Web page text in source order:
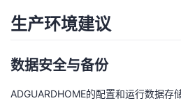
生产环境建议
数据安全与备份
ADGUARDHOME的配置和运行数据存